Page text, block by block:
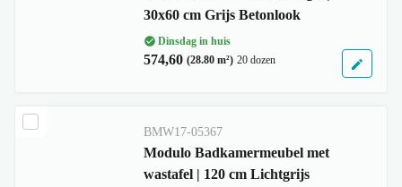
30x60 cm Grijs Betonlook
Dinsdag in huis
574,60 (28.80 m²) 20 dozen
BMW17-05367
Modulo Badkamermeubel met
wastafel | 120 cm Lichtgrijs